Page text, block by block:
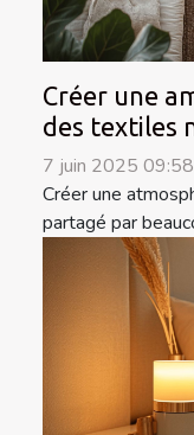
Créer une
des textiles
7 juin 2025 09:58
Créer une
partagé par